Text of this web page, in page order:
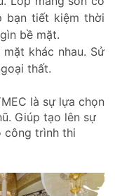
bạn tiết kiệm thời
bề mặt.
khác nhau. Sử
thất.
là sự lựa chọn
Giúp tạo lên sự
công trình thi